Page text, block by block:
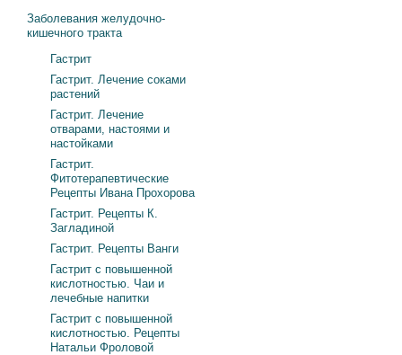
Заболевания желудочно-
кишечного тракта
Гастрит
Гастрит. Лечение соками
растений
Гастрит. Лечение
отварами, настоями и
настойками
Гастрит.
Фитотерапевтические
Рецепты Ивана Прохорова
Гастрит. Рецепты К.
Загладиной
Гастрит. Рецепты Ванги
Гастрит с повышенной
кислотностью. Чаи и
лечебные напитки
Гастрит с повышенной
кислотностью. Рецепты
Натальи Фроловой